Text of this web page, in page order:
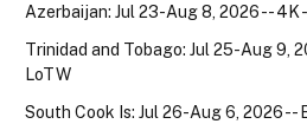
Azerbaijan: Jul 23-Aug 8, 2026 -- 4K
Trinidad and Tobago: Jul 25-Aug 9,
LoTW
South Cook Is: Jul 26-Aug 6, 2026 --